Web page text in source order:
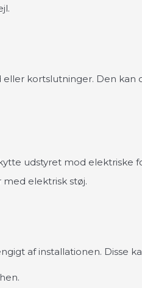
kortslutninger. Den kan
udstyret mod elektriske
elektrisk støj.
af installationen. Disse